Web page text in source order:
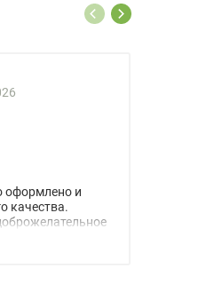
оформлено и
качества.